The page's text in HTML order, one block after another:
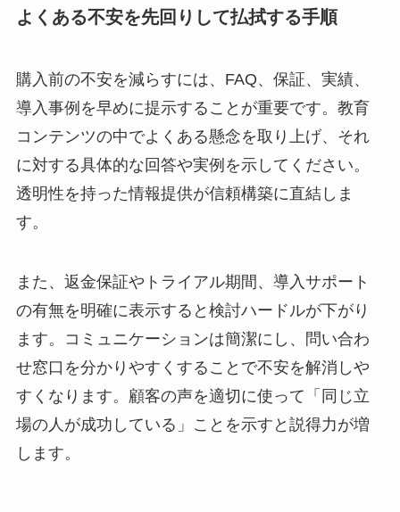
よくある不安を先回りして払拭する手順
購入前の不安を減らすには、FAQ、保証、実績、
導入事例を早めに提示することが重要です。教育
コンテンツの中でよくある懸念を取り上げ、それ
に対する具体的な回答や実例を示してください。
透明性を持った情報提供が信頼構築に直結しま
す。
また、返金保証やトライアル期間、導入サポート
の有無を明確に表示すると検討ハードルが下がり
ます。コミュニケーションは簡潔にし、問い合わ
せ窓口を分かりやすくすることで不安を解消しや
すくなります。顧客の声を適切に使って「同じ立
場の人が成功している」ことを示すと説得力が増
します。